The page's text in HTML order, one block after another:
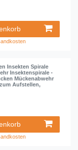
Insekten Spirale
Insektenspirale -
Mückenabwehr
Aufstellen,